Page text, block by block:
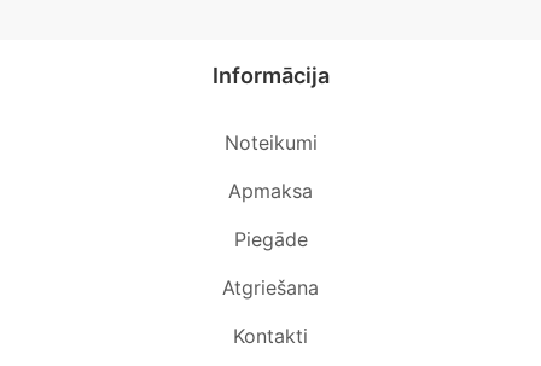
Informācija
Noteikumi
Apmaksa
Piegāde
Atgriešana
Kontakti